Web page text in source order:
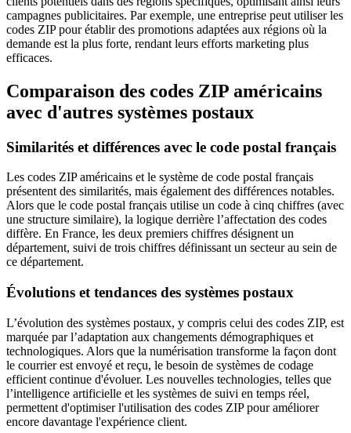
campagnes publicitaires. Par exemple, une entreprise peut utiliser les
codes ZIP pour établir des promotions adaptées aux régions où la
demande est la plus forte, rendant leurs efforts marketing plus
efficaces.
Comparaison des codes ZIP américains
avec d'autres systèmes postaux
Similarités et différences avec le code postal français
Les codes ZIP américains et le système de code postal français
présentent des similarités, mais également des différences notables.
Alors que le code postal français utilise un code à cinq chiffres (avec
une structure similaire), la logique derrière l’affectation des codes
diffère. En France, les deux premiers chiffres désignent un
département, suivi de trois chiffres définissant un secteur au sein de
ce département.
Évolutions et tendances des systèmes postaux
L’évolution des systèmes postaux, y compris celui des codes ZIP, est
marquée par l’adaptation aux changements démographiques et
technologiques. Alors que la numérisation transforme la façon dont
le courrier est envoyé et reçu, le besoin de systèmes de codage
efficient continue d'évoluer. Les nouvelles technologies, telles que
l’intelligence artificielle et les systèmes de suivi en temps réel,
permettent d'optimiser l'utilisation des codes ZIP pour améliorer
encore davantage l'expérience client.